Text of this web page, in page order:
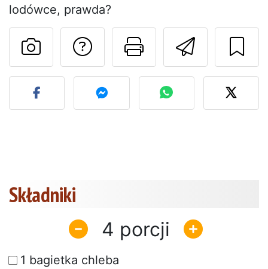
lodówce, prawda?
Wyślij
Drukuj stronę
Zadaj pytanie
Opublikuj zdjęcie tego
Składniki
4
1 bagietka chleba